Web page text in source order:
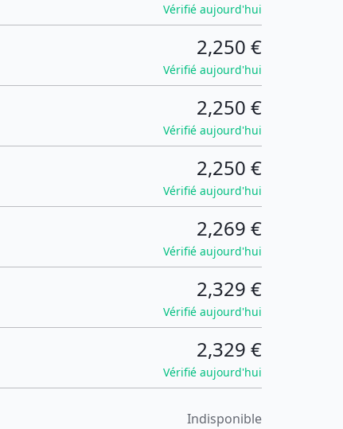
Vérifié aujourd'hui
2,250 €
Vérifié aujourd'hui
2,250 €
Vérifié aujourd'hui
2,250 €
Vérifié aujourd'hui
2,269 €
Vérifié aujourd'hui
2,329 €
Vérifié aujourd'hui
2,329 €
Vérifié aujourd'hui
Indisponible